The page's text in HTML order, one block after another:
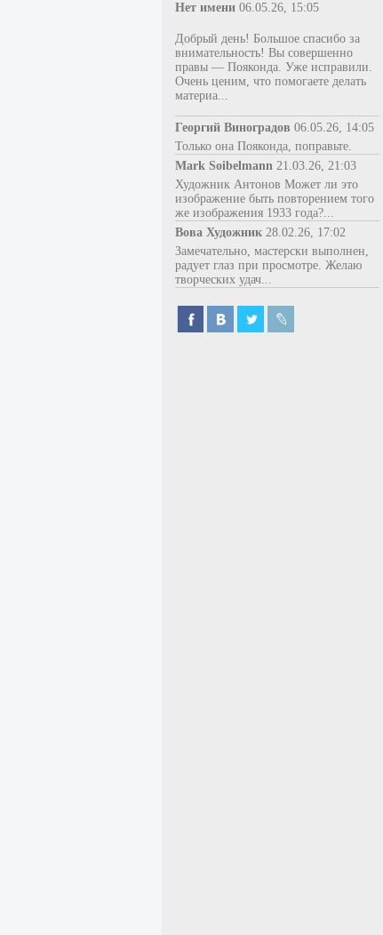
Нет имени 06.05.26, 15:05
Добрый день! Большое спасибо за
внимательность! Вы совершенно
правы — Пояконда. Уже исправили.
Очень ценим, что помогаете делать
материа...
Георгий Виноградов 06.05.26, 14:05
Только она Пояконда, поправьте.
Mark Soibelmann 21.03.26, 21:03
Художник Антонов Может ли это
изображение быть повторением того
же изображения 1933 года?...
Вова Художник 28.02.26, 17:02
Замечательно, мастерски выполнен,
радует глаз при просмотре. Желаю
творческих удач...